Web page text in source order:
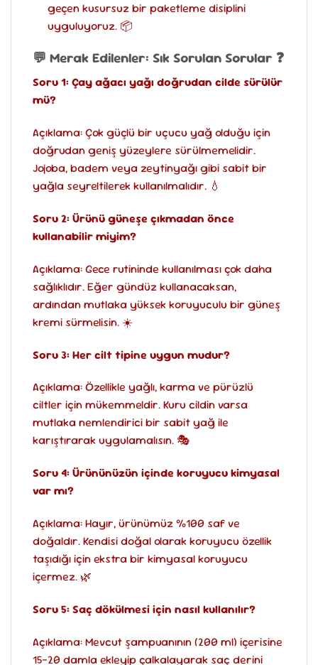
geçen kusursuz bir paketleme disiplini
uyguluyoruz. 📦
💬 Merak Edilenler: Sık Sorulan Sorular ❓
Soru 1: Çay ağacı yağı doğrudan cilde sürülür
mü?
Açıklama: Çok güçlü bir uçucu yağ olduğu için
doğrudan geniş yüzeylere sürülmemelidir.
Jojoba, badem veya zeytinyağı gibi sabit bir
yağla seyreltilerek kullanılmalıdır. 💧
Soru 2: Ürünü güneşe çıkmadan önce
kullanabilir miyim?
Açıklama: Gece rutininde kullanılması çok daha
sağlıklıdır. Eğer gündüz kullanacaksan,
ardından mutlaka yüksek koruyuculu bir güneş
kremi sürmelisin. ☀️
Soru 3: Her cilt tipine uygun mudur?
Açıklama: Özellikle yağlı, karma ve pürüzlü
ciltler için mükemmeldir. Kuru cildin varsa
mutlaka nemlendirici bir sabit yağ ile
karıştırarak uygulamalısın. 🎭
Soru 4: Ürününüzün içinde koruyucu kimyasal
var mı?
Açıklama: Hayır, ürünümüz %100 saf ve
doğaldır. Kendisi doğal olarak koruyucu özellik
taşıdığı için ekstra bir kimyasal koruyucu
içermez. 🌿
Soru 5: Saç dökülmesi için nasıl kullanılır?
Açıklama: Mevcut şampuanının (200 ml) içerisine
15-20 damla ekleyip çalkalayarak saç derini